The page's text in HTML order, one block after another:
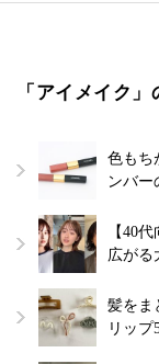
「アイメイク
色もち
ンバー
【40
広がる
髪をま
リップ